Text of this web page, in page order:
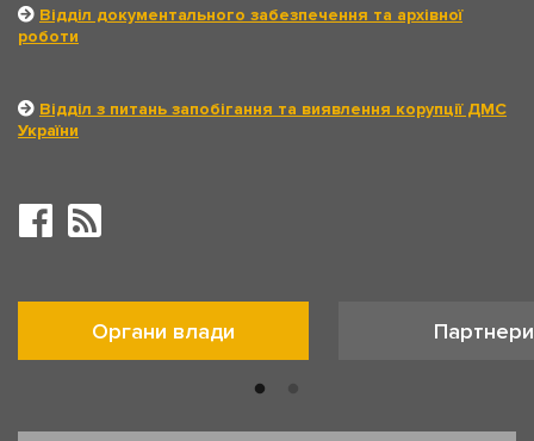
Відділ документального забезпечення та архівної
роботи
Відділ з питань запобігання та виявлення корупції ДМС
України
Органи влади Партнери